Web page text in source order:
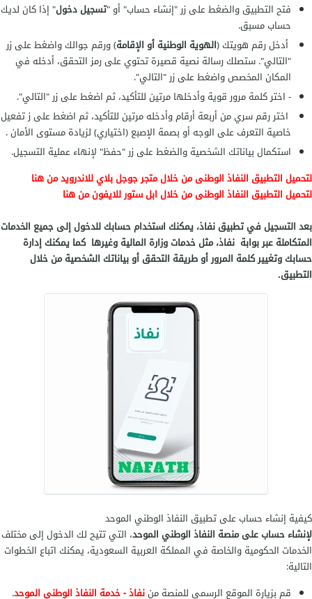
فتح التطبيق والضغط على زر "إنشاء حساب" أو "تسجيل دخول" إذا كان لديك
حساب مسبق.
أدخل رقم هويتك (الهوية الوطنية أو الإقامة) ورقم جوالك واضغط على زر
"التالي". ستصلك رسالة نصية قصيرة تحتوي على رمز التحقق، أدخله في
المكان المخصص واضغط على زر "التالي".
- اختر كلمة مرور قوية وأدخلها مرتين للتأكيد، ثم اضغط على زر "التالي".
اختر رقم سري من أربعة أرقام وأدخله مرتين للتأكيد، ثم اضغط على ز تفعيل
خاصية التعرف على الوجه أو بصمة الإصبع (اختياري) لزيادة مستوى الأمان .
استكمال بياناتك الشخصية والضغط على زر "حفظ" لإنهاء عملية التسجيل.
لتحميل التطبيق النفاذ الوطنى من خلال متجر جوجل بلاي للاندرويد من هنا
لتحميل التطبيق النفاذ الوطنى من خلال ابل ستور للايفون من هنا
بعد التسجيل في تطبيق نفاذ، يمكنك استخدام حسابك للدخول إلى جميع الخدمات
المتكاملة عبر بوابة نفاذ، مثل خدمات وزارة المالية وغيرها كما يمكنك إدارة
حسابك وتغيير كلمة المرور أو طريقة التحقق أو بياناتك الشخصية من خلال
التطبيق.
كيفية إنشاء حساب على تطبيق النفاذ الوطني الموحد
لإنشاء حساب على منصة النفاذ الوطني الموحد، التي تتيح لك الدخول إلى مختلف
الخدمات الحكومية والخاصة في المملكة العربية السعودية، يمكنك اتباع الخطوات
التالية:
قم بزيارة الموقع الرسمي للمنصة مننفاذ - خدمة النفاذ الوطني الموحد.